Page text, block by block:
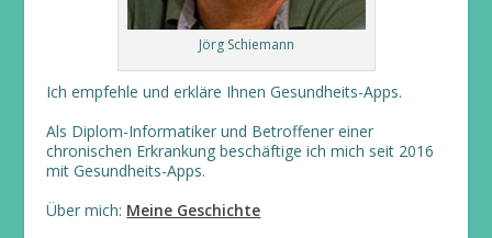
Jörg Schiemann
Ich empfehle und erkläre Ihnen Gesundheits-Apps.
Als Diplom-Informatiker und Betroffener einer
chronischen Erkrankung beschäftige ich mich seit 2016
mit Gesundheits-Apps.
Über mich: Meine Geschichte